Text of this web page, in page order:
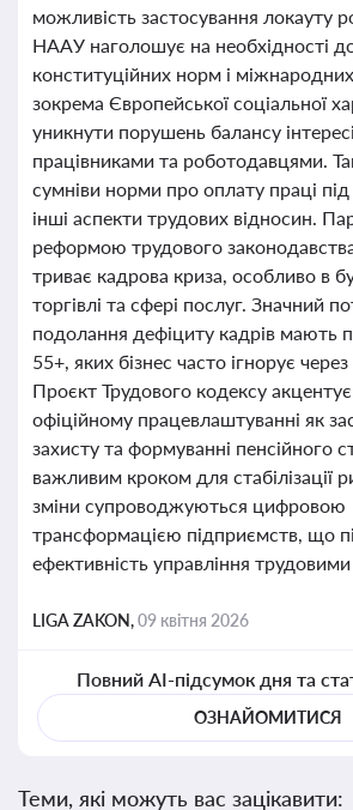
можливість застосування локауту
НААУ наголошує на необхідності
конституційних норм і
зокрема Європейської соціальної
уникнути порушень балансу
працівниками та роботодавцями.
сумніви норми про оплату праці під
інші аспекти трудових відносин.
реформою трудового законодавства
триває кадрова криза, особливо в
торгівлі та сфері послуг. Значний
подолання дефіциту кадрів мають
55+, яких бізнес часто ігнорує
Проєкт Трудового кодексу акцентує
офіційному працевлаштуванні як
захисту та формуванні пенсійного
важливим кроком для стабілізації
зміни супроводжуються цифровою
трансформацією підприємств, що
ефективність управління
LIGA ZAKON,09 квітня 2026
Повний AI-підсумок дня та
ОЗНАЙОМИТИСЯ
Теми, які можуть вас зацікавити: